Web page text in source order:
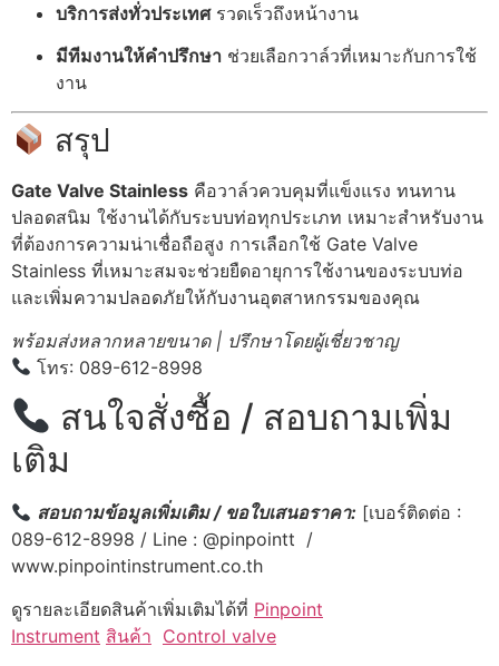
บริการส่งทั่วประเทศรวดเร็วถึงหน้างาน
มีทีมงานให้คำปรึกษา ช่วยเลือกวาล์วที่เหมาะกับการใช้
งาน
สรุป
Gate Valve Stainless คือวาล์วควบคุมที่แข็งแรง ทนทาน
ปลอดสนิม ใช้งานได้กับระบบท่อทุกประเภท เหมาะสำหรับงาน
ที่ต้องการความน่าเชื่อถือสูง การเลือกใช้ Gate Valve
Stainless ที่เหมาะสมจะช่วยยืดอายุการใช้งานของระบบท่อ
และเพิ่มความปลอดภัยให้กับงานอุตสาหกรรมของคุณ
พร้อมส่งหลากหลายขนาด | ปรึกษาโดยผู้เชี่ยวชาญ
โทร: 089-612-8998
สนใจสั่งซื้อ / สอบถามเพิ่ม
เติม
สอบถามข้อมูลเพิ่มเติม / ขอใบเสนอราคา: [เบอร์ติดต่อ :
089-612-8998 / Line : @pinpointt /
www.pinpointinstrument.co.th
ดูรายละเอียดสินค้าเพิ่มเติมได้ที่ Pinpoint
Instrument สินค้า Control valve